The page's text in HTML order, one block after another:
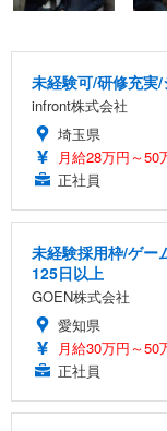
未経験可/研修充実
infront株式会社
埼玉県
月給28万円～50
正社員
未経験採用枠/ゲー
125日以上
GOEN株式会社
愛知県
月給30万円～50
正社員